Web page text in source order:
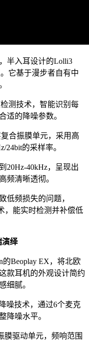
半入耳设计的Lolli3
它基于漫步者自有中
测技术，智能识别每
适的降噪参数。
合振膜单元，采用高
24bit的采样率。
20Hz-40kHz，呈现出
频清晰透彻。
低频损失的问题，
，能实时检测并补偿低
演绎
的Beoplay EX，将北欧
款耳机的外观设计简约
细腻。
噪技术，通过6个麦克
降噪水平。
膜驱动单元，频响范围